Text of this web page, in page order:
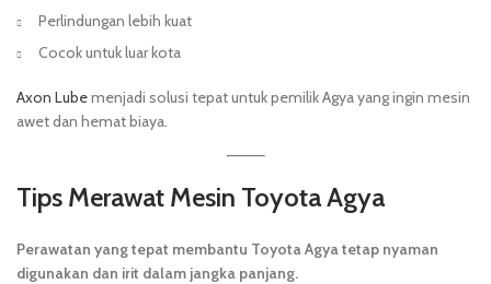
Perlindungan lebih kuat
Cocok untuk luar kota
Axon Lubemenjadi solusi tepat untuk pemilik Agya yang ingin mesin
awet dan hemat biaya.
Tips Merawat Mesin Toyota Agya
Perawatan yang tepat membantu Toyota Agya tetap nyaman
digunakan dan irit dalam jangka panjang.